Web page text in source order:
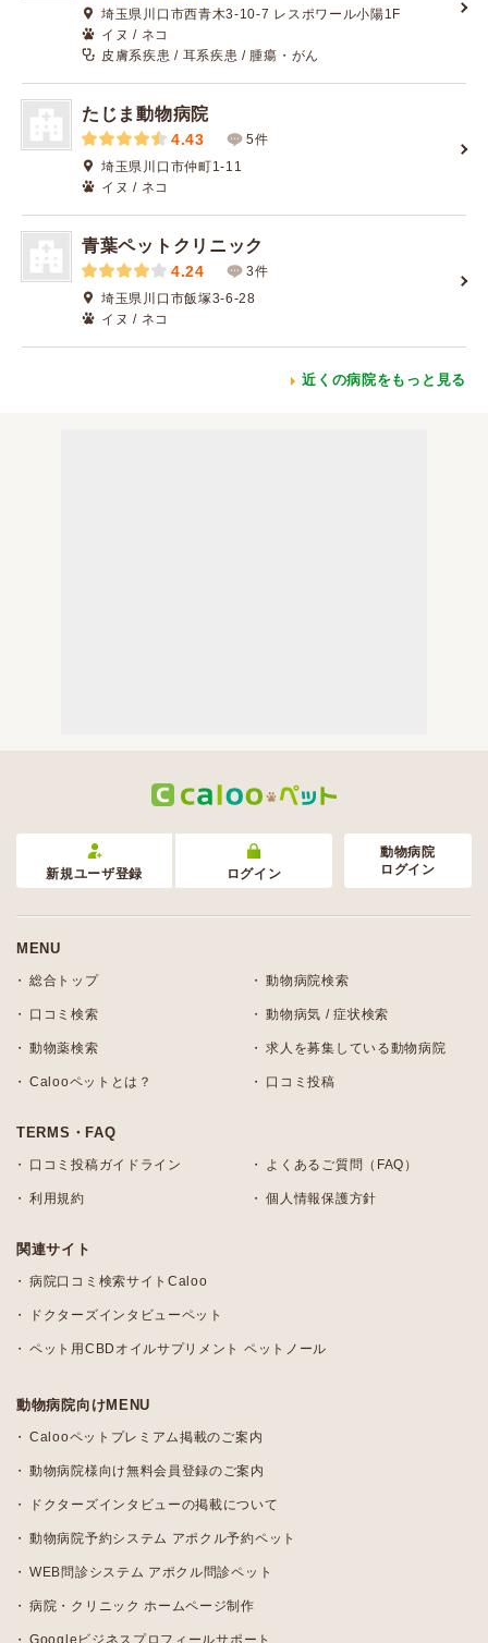
埼玉県川口市西青木3-10-7 レスポワール小陽1F
イヌ / ネコ
皮膚系疾患 / 耳系疾患 / 腫瘍・がん
たじま動物病院
4.43
5件
埼玉県川口市仲町1-11
イヌ / ネコ
青葉ペットクリニック
4.24
3件
埼玉県川口市飯塚3-6-28
イヌ / ネコ
近くの病院をもっと見る
新規ユーザ登録 ログイン
動物病院
ログイン
MENU
総合トップ 動物病院検索
口コミ検索 動物病気 / 症状検索
動物薬検索 求人を募集している動物病院
Calooペットとは？ 口コミ投稿
TERMS・FAQ
口コミ投稿ガイドライン よくあるご質問（FAQ）
利用規約 個人情報保護方針
関連サイト
病院口コミ検索サイトCaloo
ドクターズインタビューペット
ペット用CBDオイルサプリメント ペットノール
動物病院向けMENU
Calooペットプレミアム掲載のご案内
動物病院様向け無料会員登録のご案内
ドクターズインタビューの掲載について
動物病院予約システム アポクル予約ペット
WEB問診システム アポクル問診ペット
病院・クリニック ホームページ制作
Googleビジネスプロフィールサポート